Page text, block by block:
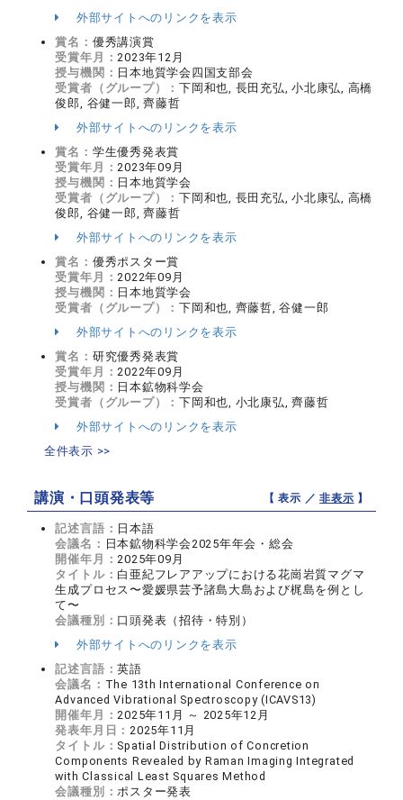
外部サイトへのリンクを表示
賞名： 優秀講演賞
受賞年月：2023年12月
授与機関： 日本地質学会四国支部会
受賞者（グループ）：下岡和也, 長田充弘, 小北康弘, 高橋
俊郎, 谷健一郎, 齊藤哲
外部サイトへのリンクを表示
賞名： 学生優秀発表賞
受賞年月：2023年09月
授与機関： 日本地質学会
受賞者（グループ）：下岡和也, 長田充弘, 小北康弘, 高橋
俊郎, 谷健一郎, 齊藤哲
外部サイトへのリンクを表示
賞名： 優秀ポスター賞
受賞年月：2022年09月
授与機関： 日本地質学会
受賞者（グループ）：下岡和也, 齊藤哲, 谷健一郎
外部サイトへのリンクを表示
賞名： 研究優秀発表賞
受賞年月：2022年09月
授与機関： 日本鉱物科学会
受賞者（グループ）：下岡和也, 小北康弘, 齊藤哲
外部サイトへのリンクを表示
全件表示 >>
講演・口頭発表等 【 表示 ／非表示 】
記述言語： 日本語
会議名： 日本鉱物科学会2025年年会・総会
開催年月：2025年09月
タイトル： 白亜紀フレアアップにおける花崗岩質マグマ
生成プロセス〜愛媛県芸予諸島大島および梶島を例とし
て〜
会議種別： 口頭発表（招待・特別）
外部サイトへのリンクを表示
記述言語：英語
会議名： The 13th International Conference on
Advanced Vibrational Spectroscopy (ICAVS13)
開催年月：2025年11月 ～ 2025年12月
発表年月日：2025年11月
タイトル： Spatial Distribution of Concretion
Components Revealed by Raman Imaging Integrated
with Classical Least Squares Method
会議種別：ポスター発表